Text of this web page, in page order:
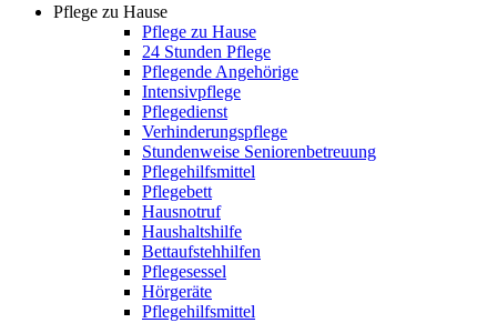
Pflege zu Hause
Pflege zu Hause
24 Stunden Pflege
Pflegende Angehörige
Intensivpflege
Pflegedienst
Verhinderungspflege
Stundenweise Seniorenbetreuung
Pflegehilfsmittel
Pflegebett
Hausnotruf
Haushaltshilfe
Bettaufstehhilfen
Pflegesessel
Hörgeräte
Pflegehilfsmittel